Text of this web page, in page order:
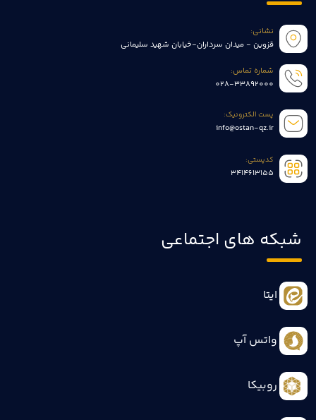
نشانی:
قزوین - میدان سرداران-خیابان شهید سلیمانی
شماره تماس:
028-33892000
پست الکترونیک:
info@ostan-qz.ir
کدپستی:
3414613155
شبکه های اجتماعی
ایتا
واتس آپ
روبیکا